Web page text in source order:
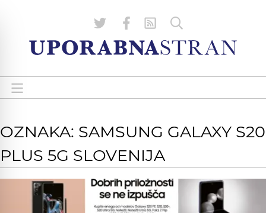
OZNAKA: SAMSUNG GALAXY S20
PLUS 5G SLOVENIJA